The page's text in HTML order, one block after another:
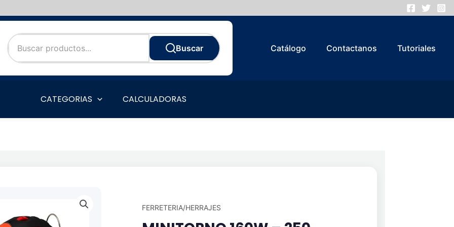
Buscar
Catálogo Contactanos Tutoriales
CATEGORIAS CALCULADORAS
FERRETERIA/HERRAJES